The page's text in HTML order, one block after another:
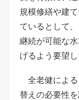
規模修繕や建
ているとして
継続が可能な
げるよう要望し
全老健による
替えの必要性